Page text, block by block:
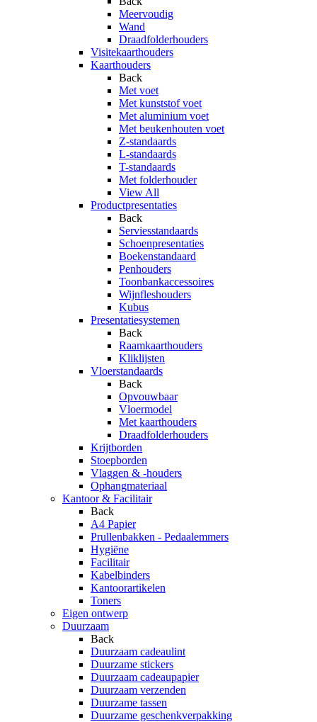
Meervoudig
Wand
Draadfolderhouders
Visitekaarthouders
Kaarthouders
Back
Met voet
Met kunststof voet
Met aluminium voet
Met beukenhouten voet
Z-standaards
L-standaards
T-standaards
Met folderhouder
View All
Productpresentaties
Back
Serviesstandaards
Schoenpresentaties
Boekenstandaard
Penhouders
Toonbankaccessoires
Wijnfleshouders
Kubus
Presentatiesystemen
Back
Raamkaarthouders
Kliklijsten
Vloerstandaards
Back
Opvouwbaar
Vloermodel
Met kaarthouders
Draadfolderhouders
Krijtborden
Stoepborden
Vlaggen & -houders
Ophangmateriaal
Kantoor & Facilitair
Back
A4 Papier
Prullenbakken - Pedaalemmers
Hygiëne
Facilitair
Kabelbinders
Kantoorartikelen
Toners
Eigen ontwerp
Duurzaam
Back
Duurzaam cadeaulint
Duurzame stickers
Duurzaam cadeaupapier
Duurzaam verzenden
Duurzame tassen
Duurzame geschenkverpakking